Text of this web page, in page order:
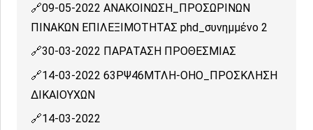
09-05-2022 ΑΝΑΚΟΙΝΩΣΗ_ΠΡΟΣΩΡΙΝΩΝ
ΠΙΝΑΚΩΝ ΕΠΙΛΕΞΙΜΟΤΗΤΑΣ phd_συνημμένο 2
30-03-2022 ΠΑΡΑΤΑΣΗ ΠΡΟΘΕΣΜΙΑΣ
14-03-2022 63ΡΨ46ΜΤΛΗ-ΟΗΟ_ΠΡΟΣΚΛΗΣΗ
ΔΙΚΑΙΟΥΧΩΝ
14-03-2022